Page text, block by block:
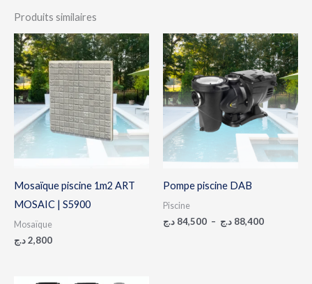
Produits similaires
Mosaïque piscine 1m2 ART
MOSAIC | S5900
Mosaïque
2,800د.ج
Pompe piscine DAB
Piscine
84,500 د.ج – 88,400 د.ج
Plage
de
prix :
84,500 د.ج
à
88,400 د.ج